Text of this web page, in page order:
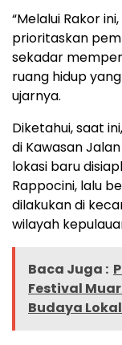
“Melalui Rakor
prioritaskan
sekadar
ruang hidup
ujarnya.
Diketahui, saat
di Kawasan
lokasi baru
Rappocini, lalu
dilakukan di
wilayah
Baca Juga :
Festival
Budaya Lokal